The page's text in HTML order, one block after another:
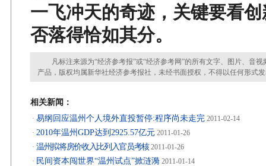
一飞冲天的奇迹，关键要看
否落得恰如其分。
凡标注来源为“经济参考报”或“经济参考网”的所有文字、图片、音视
产品，版权均属新华社经济参考报社，未经书面授权，不得以任何形式
相关新闻：
· 易纲回应温州个人境外直投暂停:程序尚未走完 2011-02-14
· 2010年温州GDP达到2925.57亿元 2011-01-26
· 温州拟将房价收入比列入官员考核2011-01-26
· 民间资本闯世界“温州试点”掀涟漪 2011-01-14